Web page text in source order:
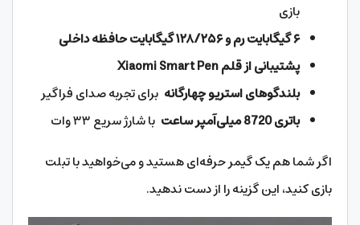
بازی
۶ گیگابایت رم و ۱۲۸/۲۵۶ گیگابایت حافظه داخلی
پشتیبانی از قلم Xiaomi Smart Pen
بلندگوهای استریو چهارگانه برای تجربه صدای فراگیر
باتری 8720 میلی‌آمپر ساعت
با شارژ سریع ۳۳ وات
اگر شما هم یک گیمر حرفه‌ای هستید و می‌خواهید با تبلت
بازی کنید، این گزینه را از دست ندهید.